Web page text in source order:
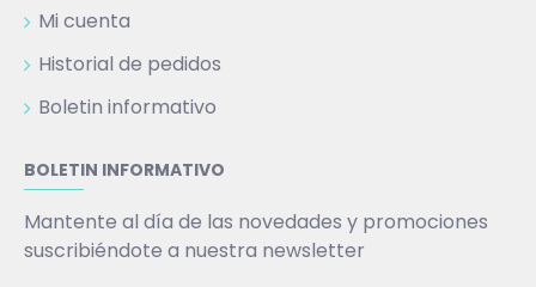
Mi cuenta
Historial de pedidos
Boletin informativo
BOLETIN INFORMATIVO
Mantente al día de las novedades y promociones
suscribiéndote a nuestra newsletter